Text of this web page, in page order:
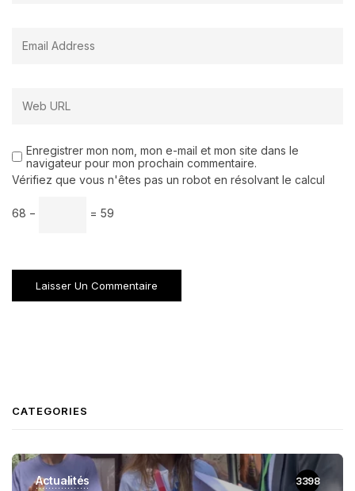
Enregistrer mon nom, mon e-mail et mon site dans le
navigateur pour mon prochain commentaire.
Vérifiez que vous n'êtes pas un robot en résolvant le calcul
68 − = 59
CATEGORIES
Actualités 3398